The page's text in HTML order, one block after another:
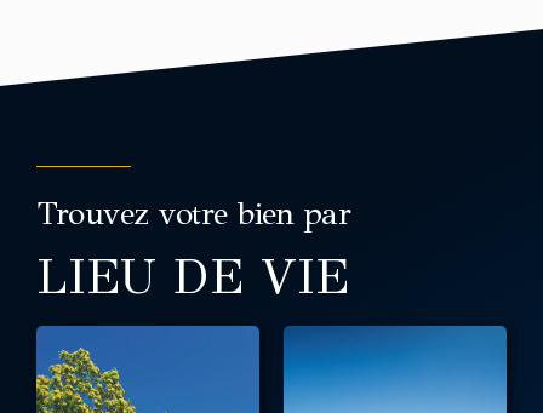
Trouvez votre bien par
LIEU DE VIE